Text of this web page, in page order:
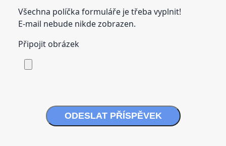
Všechna políčka formuláře je třeba vyplnit!
E-mail nebude nikde zobrazen.
Připojit obrázek
ODESLAT PŘÍSPĚVEK